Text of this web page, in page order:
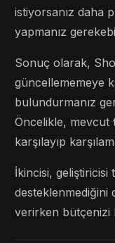
istiyorsanız daha
yapmanız
Sonuç olarak,
güncellememeye
bulundurmanız
Öncelikle, mevcut
karşılayıp
İkincisi, geliştiricisi
desteklenmediğini
verirken bütçenizi